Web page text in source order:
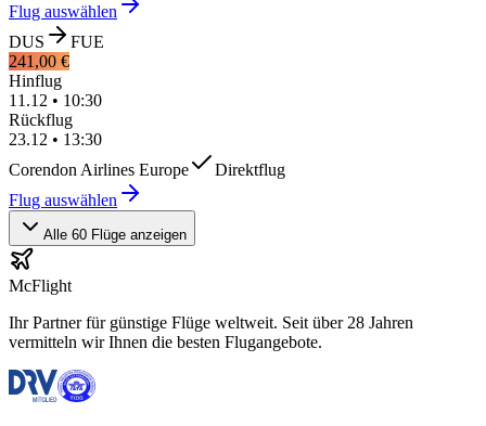
Flug auswählen
DUS
FUE
241,00 €
Hinflug
11.12 • 10:30
Rückflug
23.12 • 13:30
Corendon Airlines Europe
Direktflug
Flug auswählen
Alle 60 Flüge anzeigen
McFlight
Ihr Partner für günstige Flüge weltweit. Seit über 28 Jahren
vermitteln wir Ihnen die besten Flugangebote.